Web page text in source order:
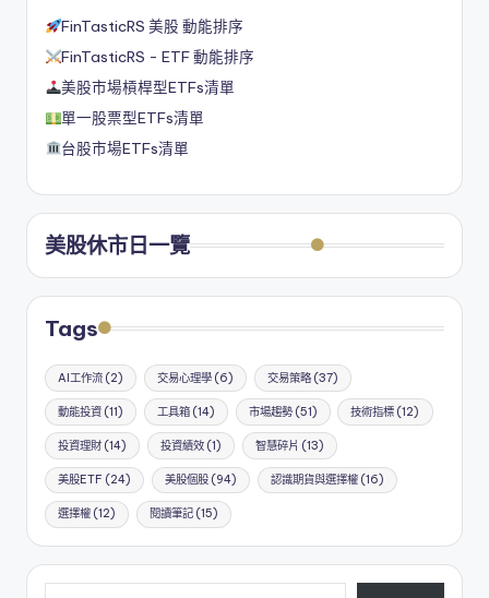
FinTasticRS 美股 動能排序
FinTasticRS - ETF 動能排序
美股市場槓桿型ETFs清單
單一股票型ETFs清單
台股市場ETFs清單
美股休市日一覽
Tags
AI工作流 (2) 交易心理學(6) 交易策略(37)
動能投資 (11) 工具箱(14) 市場趨勢(51) 技術指標 (12)
投資理財 (14) 投資績效(1) 智慧碎片 (13)
美股ETF (24) 美股個股(94) 認識期貨與選擇權(16)
選擇權 (12) 閱讀筆記(15)
輸入你的電子郵件地址…